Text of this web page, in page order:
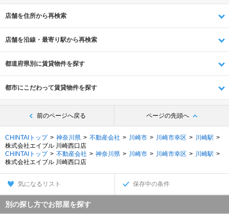
店舗を住所から再検索
店舗を沿線・最寄り駅から再検索
都道府県別に賃貸物件を探す
都市にこだわって賃貸物件を探す
前のページへ戻る ページの先頭へ
CHINTAIトップ 神奈川県 不動産会社 川崎市 川崎市幸区
川崎駅
株式会社エイブル 川崎西口店
CHINTAIトップ
不動産会社 神奈川県 川崎市 川崎市幸区
川崎駅
株式会社エイブル 川崎西口店
気になるリスト 保存中の条件
別の探し方でお部屋を探す